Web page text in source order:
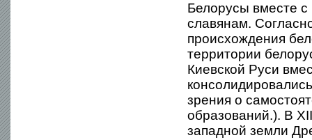
Белорусы вместе с
славянам.
происхождения
территории
Киевской Руси
зрения о
образований.). В
западной земли